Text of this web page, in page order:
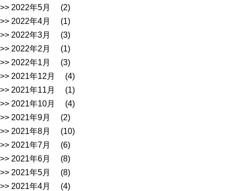
2022年5月
(2)
2022年4月
(1)
2022年3月
(3)
2022年2月
(1)
2022年1月
(3)
2021年12月
(4)
2021年11月
(1)
2021年10月
(4)
2021年9月
(2)
2021年8月
(10)
2021年7月
(6)
2021年6月
(8)
2021年5月
(8)
2021年4月
(4)